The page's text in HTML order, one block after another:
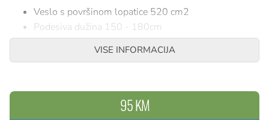
Veslo s površinom lopatice 520 cm2
Podesiva dužina 150 - 180cm
Težina: 717g.
VISE INFORMACIJA
95 KM